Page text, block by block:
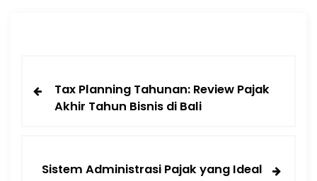
Tax Planning Tahunan: Review Pajak
Akhir Tahun Bisnis di Bali
Sistem Administrasi Pajak yang Ideal